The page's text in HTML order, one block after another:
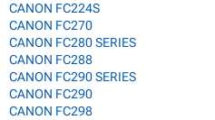
CANON FC224S
CANON FC270
CANON FC280 SERIES
CANON FC288
CANON FC290 SERIES
CANON FC290
CANON FC298